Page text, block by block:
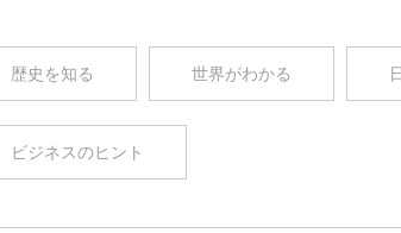
歴史を知る 世界がわかる
ビジネスのヒント